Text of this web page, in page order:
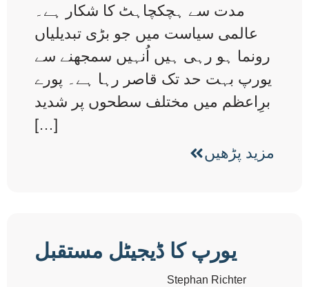
مدت سے ہچکچاہٹ کا شکار ہے۔
عالمی سیاست میں جو بڑی تبدیلیاں
رونما ہو رہی ہیں اُنہیں سمجھنے سے
یورپ بہت حد تک قاصر رہا ہے۔ پورے
برِاعظم میں مختلف سطحوں پر شدید
[…]
مزید پڑھیں
یورپ کا ڈیجیٹل مستقبل
Stephan Richter